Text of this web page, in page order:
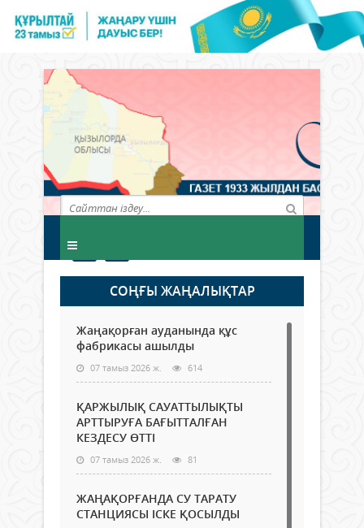
СОҢҒЫ ЖАҢАЛЫҚТАР
Жаңақорған ауданында құс
фабрикасы ашылды
07 тамыз 2026 ж. 614
ҚАРЖЫЛЫҚ САУАТТЫЛЫҚТЫ
АРТТЫРУҒА БАҒЫТТАЛҒАН
КЕЗДЕСУ ӨТТІ
07 тамыз 2026 ж. 81
ЖАҢАҚОРҒАНДА СУ ТАРАТУ
СТАНЦИЯСЫ ІСКЕ ҚОСЫЛДЫ